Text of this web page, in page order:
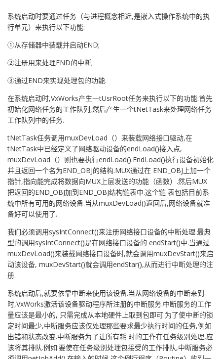
系统启动时要通过任务（与进程概念相近,是嵌入式操作系统中的执
行单元）来执行以下功能:
①从存储器中装载并启动END;
②注册用来处理END的中断;
③通过END来实现处理包的功能.
在系统启动时,VxWorks产生一tUsrRoot任务来执行以下的功能:首先
初始化网络任务的工作队列,然后产生一个tNetTask来处理网络任务
工作队列中的任务.
tNetTask任务调用muxDevLoad（）来装载网络接口驱动,在
tNetTask中已经定义了网络驱动设备的endLoad()接入点,
muxDevLoad（）则也要执行endLoad().EndLoad()执行设备初始化
并且返回一个名为END_OBJ的结构.MUX通过在 END_OBJ上加一个
指针,指向能完成将数据向MUX上层发送的功能（函数）.然后MUX
把返回的END_OBJ加到END_OBJ结构链表中.这个链 表包括目前系
统中所有可用的网络设备.当从muxDevLoad()返回后,网络设备就准
备好可以使用了.
我们必须调用sysIntConnect()来注册网络接口设备的中断处理.最典
型的调用sysIntConnect()是在网络接口设备的 endStart()中.当通过
muxDevLoad()来装载网络接口设备时,就会调用muxDevStart()来启
动该设备, muxDevStart()就会调用endStar(),从而进行中断处理的注
册.
系统启动后,就要依靠中断来使用该设备.当从网络设备的中断来到
时,VxWorks激活该设备驱动程序所注册的中断服务.中断服务的工作
量应该是最小的, 只需完成从本地硬件上取到包即可.为了使中断的锁
定时间最少,中断服务应该仅处理那些要求最少执行时间的任务,例如
出错和状态改变.中断服务为了让所有耗 时的工作在任务级别处理,应
该将其排队.例如:要使在任务级别处理包接受的工作排队,中断服务必